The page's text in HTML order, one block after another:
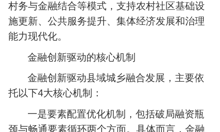
村务与金融结合等模式，支持农村社区基础设
施更新、公共服务提升、集体经济发展和治理
能力现代化。
金融创新驱动的核心机制
金融创新驱动县域城乡融合发展，主要依
托以下4大核心机制：
一是要素配置优化机制，包括破局融资瓶
颈与畅通要素循环两个方面。具体而言，金融